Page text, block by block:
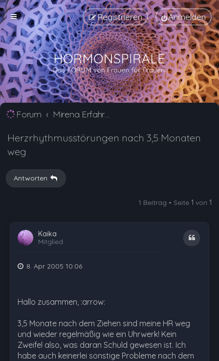
Anmelden
Registrieren
Forum Mirena Erfahrungsberichte und Nebenwirkungen
Herzrhythmusstörungen nach 3,5 Monaten
weg
Antworten
1 Beitrag • Seite 1 von 1
Kaika
Mitglied
Zitat
8. Apr 2005 10:06
Hallo zusammen, :arrow:
3,5 Monate nach dem Ziehen sind meine HR weg
und wieder regelmäßig wie ein Uhrwerk! Kein
Zweifel also, was daran Schuld gewesen ist. Ich
habe auch keinerlei sonstige Probleme nach dem